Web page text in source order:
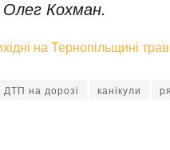
Олег Кохман.
на Тернопільщині
ДТП на дорозі канікули